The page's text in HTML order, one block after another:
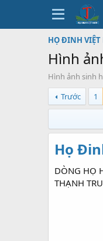
HỌ ĐINH VIỆT
Hình
Hình ảnh sinh
Trước
1
Họ
DÒNG HỌ
THẠNH